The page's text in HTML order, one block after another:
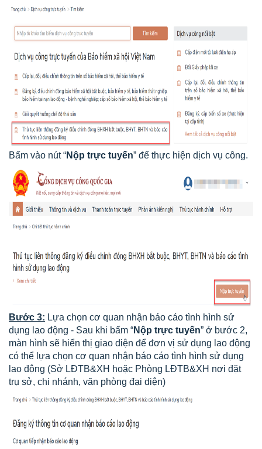
Bấm vào nút “Nộp trực tuyến” để thực hiện dịch vụ công.
Bước 3: Lựa chọn cơ quan nhận báo cáo tình hình sử
dụng lao động - Sau khi bấm “Nộp trực tuyến” ở bước 2,
màn hình sẽ hiển thị giao diện để đơn vị sử dụng lao động
có thể lựa chọn cơ quan nhận báo cáo tình hình sử dụng
lao động (Sở LĐTB&XH hoặc Phòng LĐTB&XH nơi đặt
trụ sở, chi nhánh, văn phòng đại diện)